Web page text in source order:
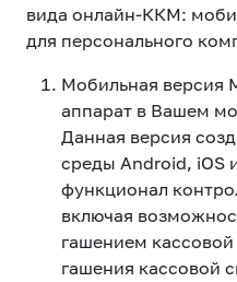
Звонки и SMS Подбор
Партнерам
Карта
MegaTV
вида онлайн-ККМ:
для персонального
Мобильная версия
аппарат в Вашем
Данная версия
среды Android, iOS
функционал
включая
гашением
гашения кассовой